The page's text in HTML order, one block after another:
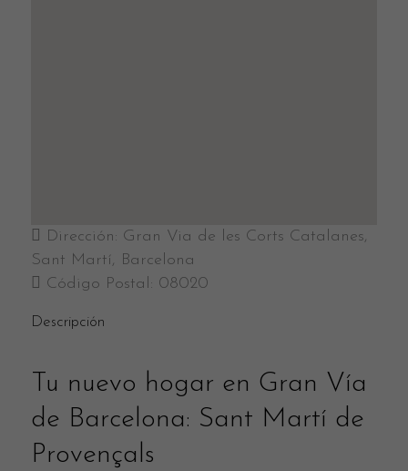
Dirección: Gran Via de les Corts Catalanes,
Sant Martí, Barcelona
Código Postal: 08020
Descripción
Tu nuevo hogar en Gran Vía
de Barcelona: Sant Martí de
Provençals